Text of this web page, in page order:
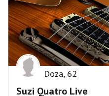
Doza, 62
Suzi Quatro Live